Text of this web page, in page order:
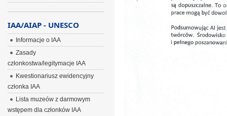
IAA/AIAP - UNESCO
Informacje o IAA
Zasady
członkostwa/legitymacje IAA
Kwestionariusz ewidencyjny
członka IAA
Lista muzeów z darmowym
wstępem dla członków IAA